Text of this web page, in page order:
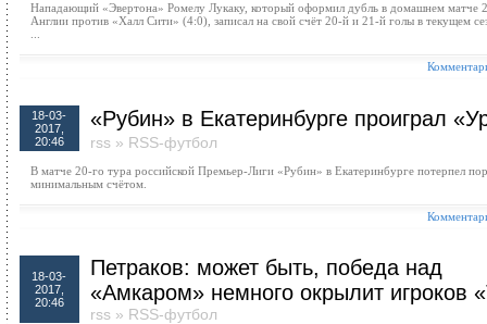
Нападающий «Эвертона» Ромелу Лукаку, который оформил дубль в домашнем матче
Англии против «Халл Сити» (4:0), записал на свой счёт 20-й и 21-й голы в текущем
18-03-
2017,
20:46
«Рубин» в Екатеринбурге проиграл
rss » RSS-футбол
В матче 20-го тура российской Премьер-Лиги «Рубин» в Екатеринбурге потерпел
минимальным счётом.
18-03-
2017,
20:46
Петраков: может быть, победа над
«Амкаром» немного окрылит игроков
rss » RSS-футбол